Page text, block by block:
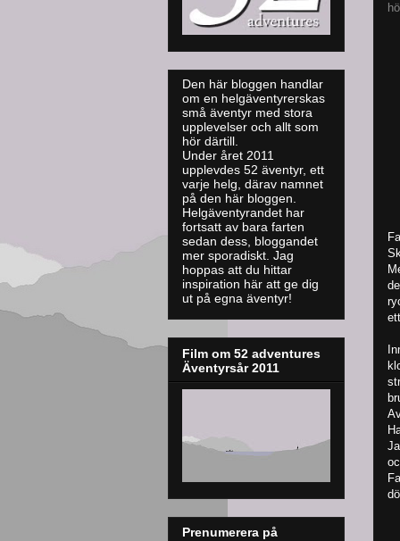
Den här bloggen handlar
om en helgäventyrerskas
små äventyr med stora
upplevelser och allt som
hör därtill.
Under året 2011
upplevdes 52 äventyr, ett
varje helg, därav namnet
på den här bloggen.
Helgäventyrandet har
fortsatt av bara farten
sedan dess, bloggandet
mer sporadiskt. Jag
hoppas att du hittar
inspiration här att ge dig
ut på egna äventyr!
Film om 52 adventures
Äventyrsår 2011
Prenumerera på